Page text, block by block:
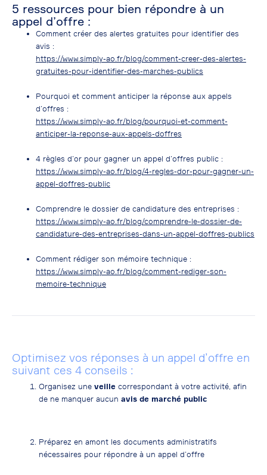
5 ressources pour bien répondre à un
appel d’offre :
Comment créer des alertes gratuites pour identifier des
avis :
https://www.simply-ao.fr/blog/comment-creer-des-alertes-
gratuites-pour-identifier-des-marches-publics
Pourquoi et comment anticiper la réponse aux appels
d’offres :
https://www.simply-ao.fr/blog/pourquoi-et-comment-
anticiper-la-reponse-aux-appels-doffres
4 règles d’or pour gagner un appel d’offres public :
https://www.simply-ao.fr/blog/4-regles-dor-pour-gagner-un-
appel-doffres-public
Comprendre le dossier de candidature des entreprises :
https://www.simply-ao.fr/blog/comprendre-le-dossier-de-
candidature-des-entreprises-dans-un-appel-doffres-publics
Comment rédiger son mémoire technique :
https://www.simply-ao.fr/blog/comment-rediger-son-
memoire-technique
Optimisez vos réponses à un appel d’offre en
suivant ces 4 conseils :
Organisez uneveillecorrespondant à votre activité, afin
de ne manquer aucunavis de marché public
Préparez en amont les documents administratifs
nécessaires pour répondre à un appel d’offre